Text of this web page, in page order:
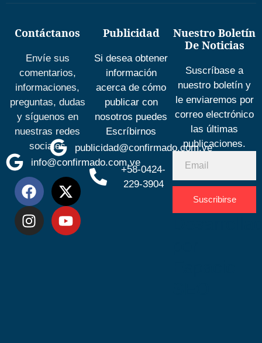
Contáctanos
Envíe sus
comentarios,
informaciones,
preguntas, dudas
y síguenos en
nuestras redes
sociales
info@confirmado.com.ve
Publicidad
Si desea obtener
información
acerca de cómo
publicar con
nosotros puedes
Escríbirnos
publicidad@confirmado.com.ve
+58-0424-
229-3904
Nuestro Boletín
De Noticias
Suscríbase a
nuestro boletín y
le enviaremos por
correo electrónico
las últimas
publicaciones.
Suscribirse